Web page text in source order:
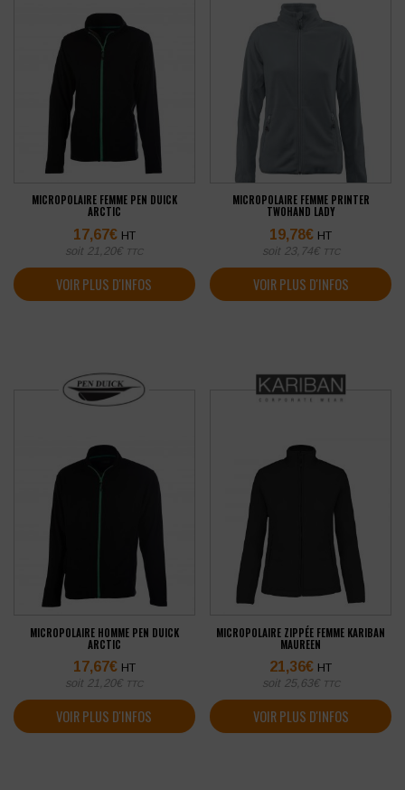
MICROPOLAIRE FEMME PEN DUICK
ARCTIC
17,67€ HT
soit 21,20€ TTC
VOIR PLUS D'INFOS
MICROPOLAIRE FEMME PRINTER
TWOHAND LADY
19,78€ HT
soit 23,74€ TTC
VOIR PLUS D'INFOS
MICROPOLAIRE HOMME PEN DUICK
ARCTIC
17,67€ HT
soit 21,20€ TTC
VOIR PLUS D'INFOS
MICROPOLAIRE ZIPPÉE FEMME KARIBAN
MAUREEN
21,36€ HT
soit 25,63€ TTC
VOIR PLUS D'INFOS